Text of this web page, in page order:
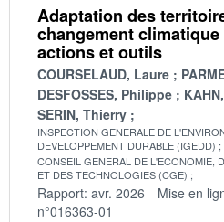
Adaptation des
changement
actions et outils
COURSELAUD, Laure
DESFOSSES, Philippe
SERIN, Thierry
INSPECTION GENERALE DE
DEVELOPPEMENT DURABLE (IGEDD)
CONSEIL GENERAL DE L'ECONOMIE,
ET DES TECHNOLOGIES (CGE)
Rapport: avr. 2026 Mise en
n°016363-01